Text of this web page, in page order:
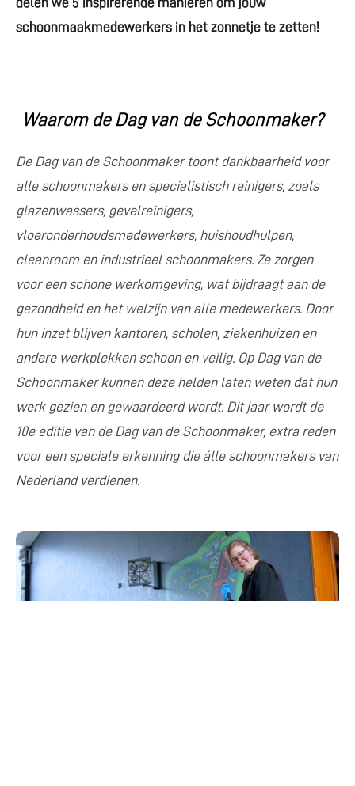
schoonmaakmedewerkers in het zonnetje te zetten!
Waarom de Dag van de Schoonmaker?
De Dag van de Schoonmaker toont dankbaarheid voor
alle schoonmakers en specialistisch reinigers, zoals
glazenwassers, gevelreinigers,
vloeronderhoudsmedewerkers, huishoudhulpen,
cleanroom en industrieel schoonmakers. Ze zorgen
voor een schone werkomgeving, wat bijdraagt aan de
gezondheid en het welzijn van alle medewerkers. Door
hun inzet blijven kantoren, scholen, ziekenhuizen en
andere werkplekken schoon en veilig. Op Dag van de
Schoonmaker kunnen deze helden laten weten dat hun
werk gezien en gewaardeerd wordt. Dit jaar wordt de
10e editie van de Dag van de Schoonmaker, extra reden
voor een speciale erkenning die álle schoonmakers van
Nederland verdienen.